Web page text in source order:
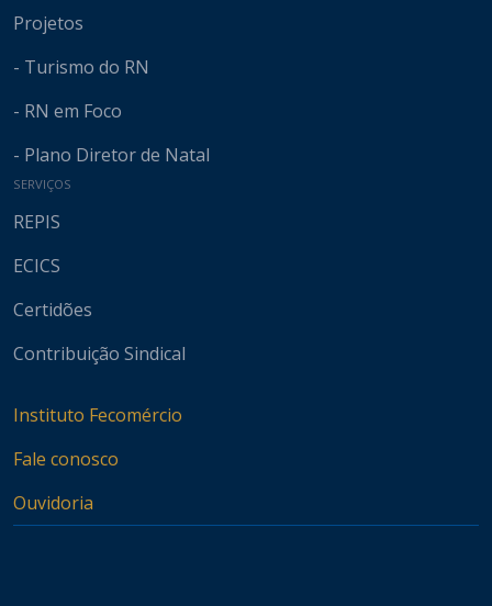
Projetos
- Turismo do RN
- RN em Foco
- Plano Diretor de Natal
SERVIÇOS
REPIS
ECICS
Certidões
Contribuição Sindical
Instituto Fecomércio
Fale conosco
Ouvidoria